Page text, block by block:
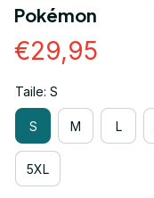
Pokémon
€29,95
Taile: S
S M L
5XL